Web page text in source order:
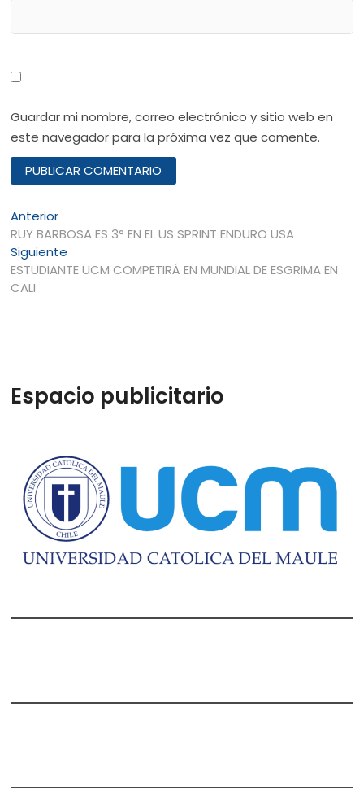
Guardar mi nombre, correo electrónico y sitio web en
este navegador para la próxima vez que comente.
Navegación
de
entradas
AnteriorEntrada
anterior:
RUY BARBOSA ES 3° EN EL US SPRINT ENDURO USA
Siguiente
siguiente:
ESTUDIANTE UCM COMPETIRÁ EN MUNDIAL DE ESGRIMA EN
CALI
Espacio publicitario